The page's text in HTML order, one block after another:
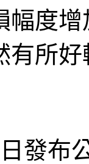
幅度
有所
發布